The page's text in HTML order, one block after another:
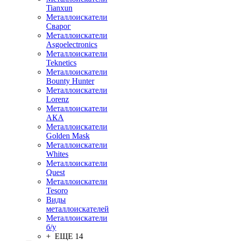
Tianxun
Металлоискатели
Сварог
Металлоискатели
Asgoelectronics
Металлоискатели
Teknetics
Металлоискатели
Bounty Hunter
Металлоискатели
Lorenz
Металлоискатели
АКА
Металлоискатели
Golden Mask
Металлоискатели
Whites
Металлоискатели
Quest
Металлоискатели
Tesoro
Виды
металлоискателей
Металлоискатели
б/у
+ ЕЩЕ 14